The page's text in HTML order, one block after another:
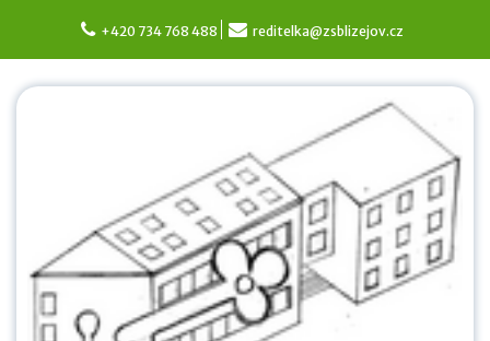
content
+420 734 768 488 reditelka@zsblizejov.cz